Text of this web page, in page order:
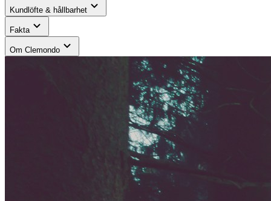
Kundlöfte & hållbarhet
Fakta
Om Clemondo